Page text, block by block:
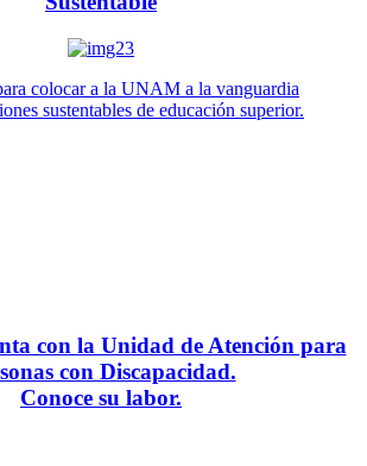
colocar a la UNAM a la vanguardia
sustentables de educación superior.
con la Unidad de Atención para
con Discapacidad.
Conoce su labor.